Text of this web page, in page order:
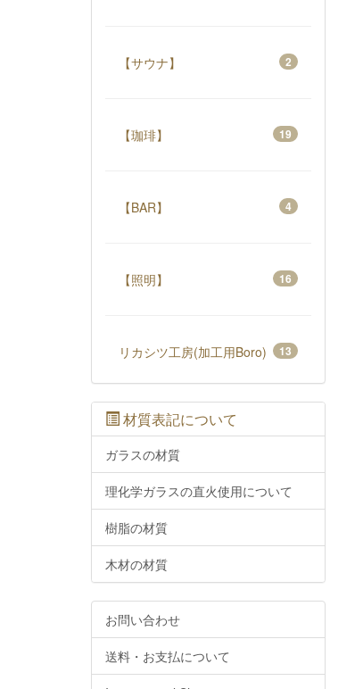
【サウナ】 2
【珈琲】 19
【BAR】 4
【照明】 16
リカシツ工房(加工用Boro) 13
材質表記について
ガラスの材質
理化学ガラスの直火使用について
樹脂の材質
木材の材質
お問い合わせ
送料・お支払について